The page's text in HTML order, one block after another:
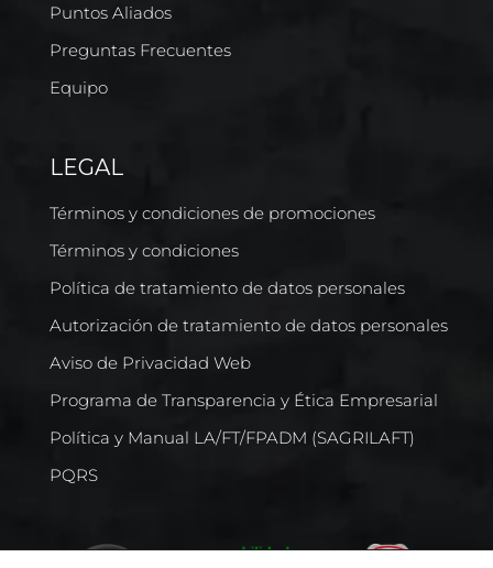
Puntos Aliados
Preguntas Frecuentes
Equipo
LEGAL
Términos y condiciones de promociones
Términos y condiciones
Política de tratamiento de datos personales
Autorización de tratamiento de datos personales
Aviso de Privacidad Web
Programa de Transparencia y Ética Empresarial
Política y Manual LA/FT/FPADM (SAGRILAFT)
PQRS